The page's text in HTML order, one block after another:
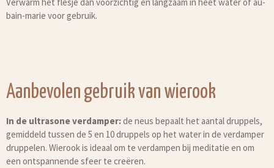
bain-marie voor gebruik.
Aanbevolen gebruik van wierook
In de ultrasone verdamper:de neus bepaalt het aantal druppels,
gemiddeld tussen de 5 en 10 druppels op het water in de verdamper
druppelen. Wierook is ideaal om te verdampen bij meditatie en om
een ontspannende sfeer te creëren.